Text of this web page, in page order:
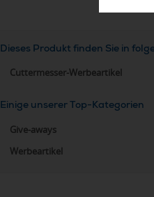
Dieses Produkt finden Sie in
Cuttermesser-Werbeartikel
Einige unserer Top-Kategorien
Give-aways
Werbeartikel